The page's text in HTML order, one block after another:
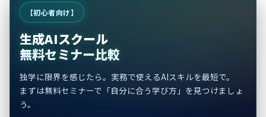
【初心者向け】
生成AIスクール
無料セミナー比較
独学に限界を感じたら。実務で使えるAIスキルを最短で。
まずは無料セミナーで「自分に合う学び方」を見つけましょ
う。